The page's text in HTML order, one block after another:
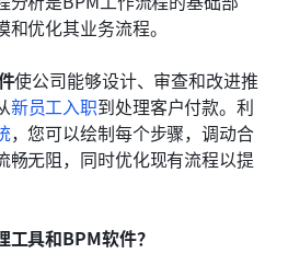
优化其业务流程。
使公司能够设计、审查和改进推
新员工入职到处理客户付款。利
，您可以绘制每个步骤，调动合
畅无阻，同时优化现有流程以提
具和BPM软件？